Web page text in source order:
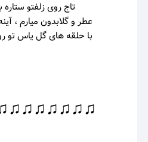
تاج روی زلفتو
عطر و گلابدون میارم ،
با حلقه های گل یاس تو